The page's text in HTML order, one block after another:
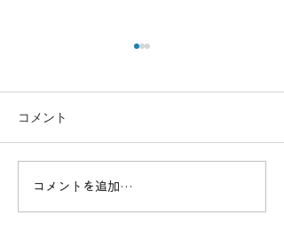
高度なスキルを習得！一
等基本講習でプロフェッ
コメント
コメントを追加…